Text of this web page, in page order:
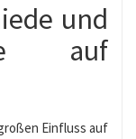
und
auf
Einfluss auf